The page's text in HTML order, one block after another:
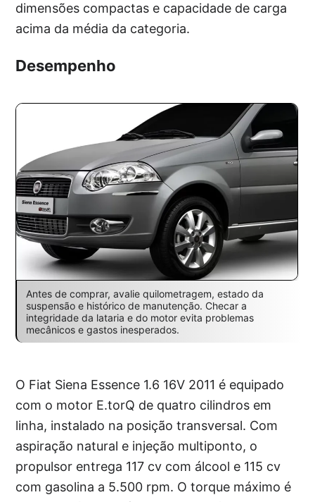
dimensões compactas e capacidade de carga
acima da média da categoria.
Desempenho
Antes de comprar, avalie quilometragem, estado da
suspensão e histórico de manutenção. Checar a
integridade da lataria e do motor evita problemas
mecânicos e gastos inesperados.
O Fiat Siena Essence 1.6 16V 2011 é equipado
com o motor E.torQ de quatro cilindros em
linha, instalado na posição transversal. Com
aspiração natural e injeção multiponto, o
propulsor entrega 117 cv com álcool e 115 cv
com gasolina a 5.500 rpm. O torque máximo é